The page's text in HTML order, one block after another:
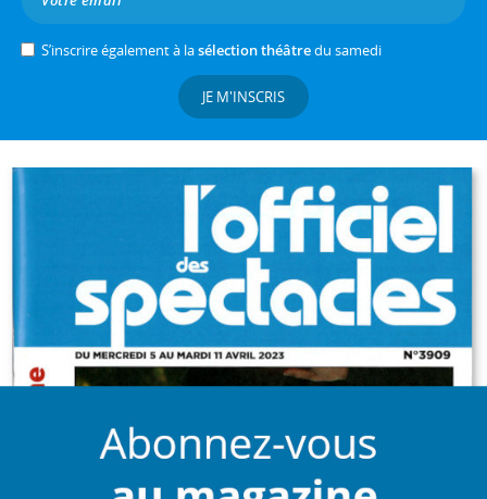
S’inscrire également à lasélection théâtredu samedi
JE M'INSCRIS